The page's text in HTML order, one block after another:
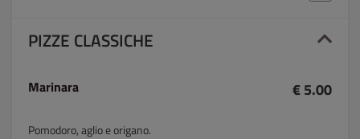
PIZZE CLASSICHE
Marinara € 5.00
Pomodoro, aglio e origano.